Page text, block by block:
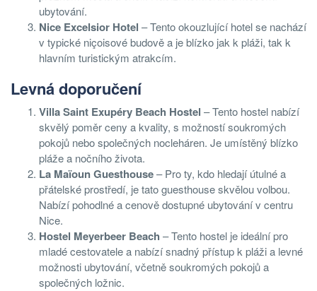
ubytování.
Nice Excelsior Hotel – Tento okouzlující hotel se nachází
v typické niçoisové budově a je blízko jak k pláži, tak k
hlavním turistickým atrakcím.
Levná doporučení
Villa Saint Exupéry Beach Hostel – Tento hostel nabízí
skvělý poměr ceny a kvality, s možností soukromých
pokojů nebo společných nocleháren. Je umístěný blízko
pláže a nočního života.
La Maïoun Guesthouse– Pro ty, kdo hledají útulné a
přátelské prostředí, je tato guesthouse skvělou volbou.
Nabízí pohodlné a cenově dostupné ubytování v centru
Nice.
Hostel Meyerbeer Beach – Tento hostel je ideální pro
mladé cestovatele a nabízí snadný přístup k pláži a levné
možnosti ubytování, včetně soukromých pokojů a
společných ložnic.